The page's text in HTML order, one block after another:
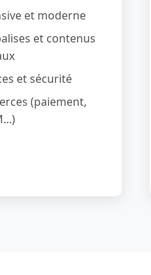
et moderne
et contenus
et sécurité
(paiement,